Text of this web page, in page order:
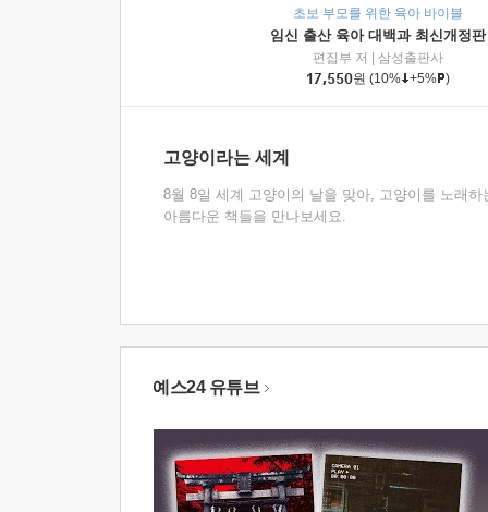
초보 부모를 위한 육아 바이블
임신 출산 육아 대백과 최신개정판
편집부 저
삼성출판사
17,550원 (10% +5% )
고양이라는 세계
8월 8일 세계 고양이의 날을 맞아, 고양이를 노래하
아름다운 책들을 만나보세요.
예스24 유튜브